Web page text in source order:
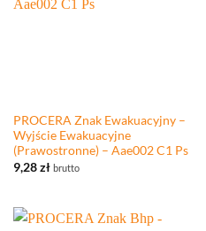
PROCERA Znak Ewakuacyjny –
Wyjście Ewakuacyjne
(Prawostronne) – Aae002 C1 Ps
9,28zł brutto